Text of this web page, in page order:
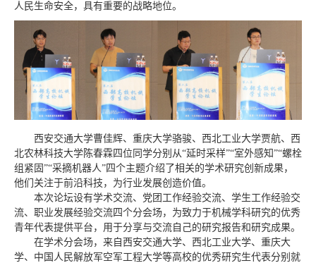
人民生命安全，具有重要的战略地位。
西安交通大学曹佳辉、重庆大学骆骏、西北工业大学贾航、西
北农林科技大学陈春霖四位同学分别从“延时采样”“室外感知”“螺栓
组紧固”“采摘机器人”四个主题介绍了相关的学术研究创新成果，
他们关注于前沿科技，为行业发展创造价值。
本次论坛设有学术交流、党团工作经验交流、学生工作经验交
流、职业发展经验交流四个分会场，为致力于机械学科研究的优秀
青年代表提供平台，用于分享与交流自己的研究报告和研究成果。
在学术分会场，来自西安交通大学、西北工业大学、重庆大
学、中国人民解放军空军工程大学等高校的优秀研究生代表分别就